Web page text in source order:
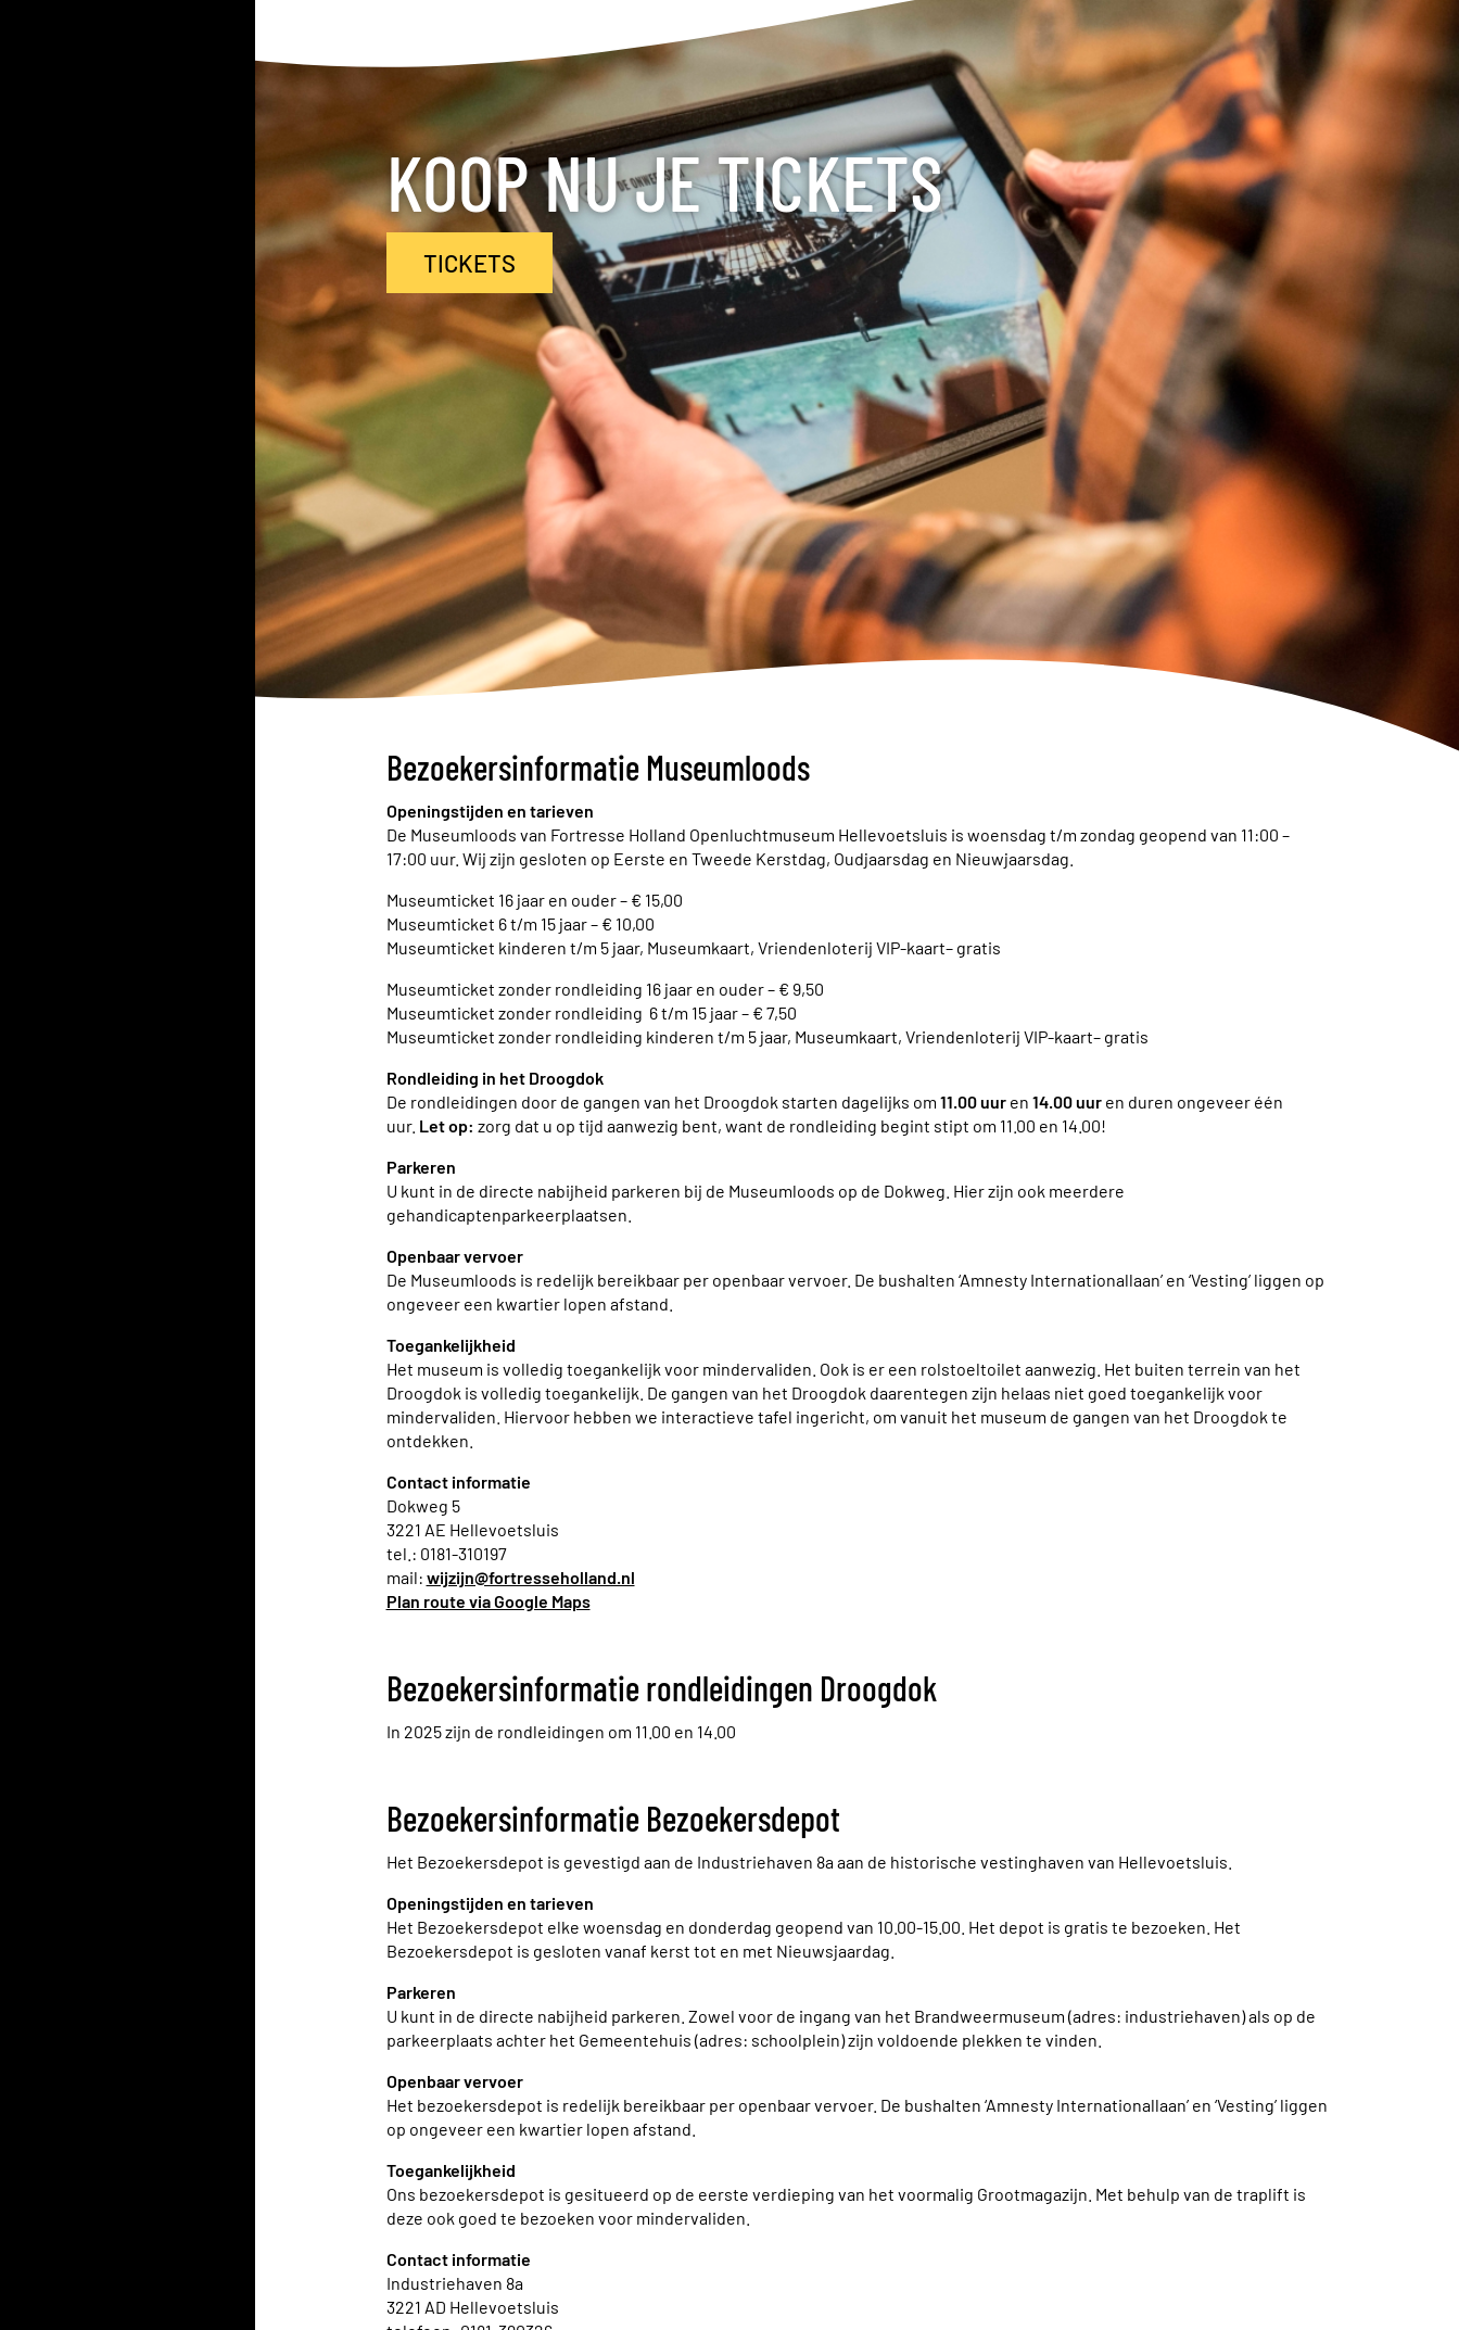
KOOP NU JE TICKETS
TICKETS
Bezoekersinformatie Museumloods
Openingstijden en tarieven
De Museumloods van Fortresse Holland Openluchtmuseum Hellevoetsluis is woensdag t/m zondag geopend van 11:00 –
17:00 uur. Wij zijn gesloten op Eerste en Tweede Kerstdag, Oudjaarsdag en Nieuwjaarsdag.
Museumticket 16 jaar en ouder – € 15,00
Museumticket 6 t/m 15 jaar – € 10,00
Museumticket kinderen t/m 5 jaar, Museumkaart, Vriendenloterij VIP-kaart– gratis
Museumticket zonder rondleiding 16 jaar en ouder – € 9,50
Museumticket zonder rondleiding 6 t/m 15 jaar – € 7,50
Museumticket zonder rondleiding kinderen t/m 5 jaar, Museumkaart, Vriendenloterij VIP-kaart– gratis
Rondleiding in het Droogdok
De rondleidingen door de gangen van het Droogdok starten dagelijks om 11.00 uuren 14.00 uuren duren ongeveer één
uur. Let op: zorg dat u op tijd aanwezig bent, want de rondleiding begint stipt om 11.00 en 14.00!
Parkeren
U kunt in de directe nabijheid parkeren bij de Museumloods op de Dokweg. Hier zijn ook meerdere
gehandicaptenparkeerplaatsen.
Openbaar vervoer
De Museumloods is redelijk bereikbaar per openbaar vervoer. De bushalten ‘Amnesty Internationallaan’ en ‘Vesting’ liggen op
ongeveer een kwartier lopen afstand.
Toegankelijkheid
Het museum is volledig toegankelijk voor mindervaliden. Ook is er een rolstoeltoilet aanwezig. Het buiten terrein van het
Droogdok is volledig toegankelijk. De gangen van het Droogdok daarentegen zijn helaas niet goed toegankelijk voor
mindervaliden. Hiervoor hebben we interactieve tafel ingericht, om vanuit het museum de gangen van het Droogdok te
ontdekken.
Contact informatie
Dokweg 5
3221 AE Hellevoetsluis
tel.: 0181-310197
mail: wijzijn@fortresseholland.nl
Plan route via Google Maps
Bezoekersinformatie rondleidingen Droogdok
In 2025 zijn de rondleidingen om 11.00 en 14.00
Bezoekersinformatie Bezoekersdepot
Het Bezoekersdepot is gevestigd aan de Industriehaven 8a aan de historische vestinghaven van Hellevoetsluis.
Openingstijden en tarieven
Het Bezoekersdepot elke woensdag en donderdag geopend van 10.00-15.00. Het depot is gratis te bezoeken. Het
Bezoekersdepot is gesloten vanaf kerst tot en met Nieuwsjaardag.
Parkeren
U kunt in de directe nabijheid parkeren. Zowel voor de ingang van het Brandweermuseum (adres: industriehaven) als op de
parkeerplaats achter het Gemeentehuis (adres: schoolplein) zijn voldoende plekken te vinden.
Openbaar vervoer
Het bezoekersdepot is redelijk bereikbaar per openbaar vervoer. De bushalten ‘Amnesty Internationallaan’ en ‘Vesting’ liggen
op ongeveer een kwartier lopen afstand.
Toegankelijkheid
Ons bezoekersdepot is gesitueerd op de eerste verdieping van het voormalig Grootmagazijn. Met behulp van de traplift is
deze ook goed te bezoeken voor mindervaliden.
Contact informatie
Industriehaven 8a
3221 AD Hellevoetsluis